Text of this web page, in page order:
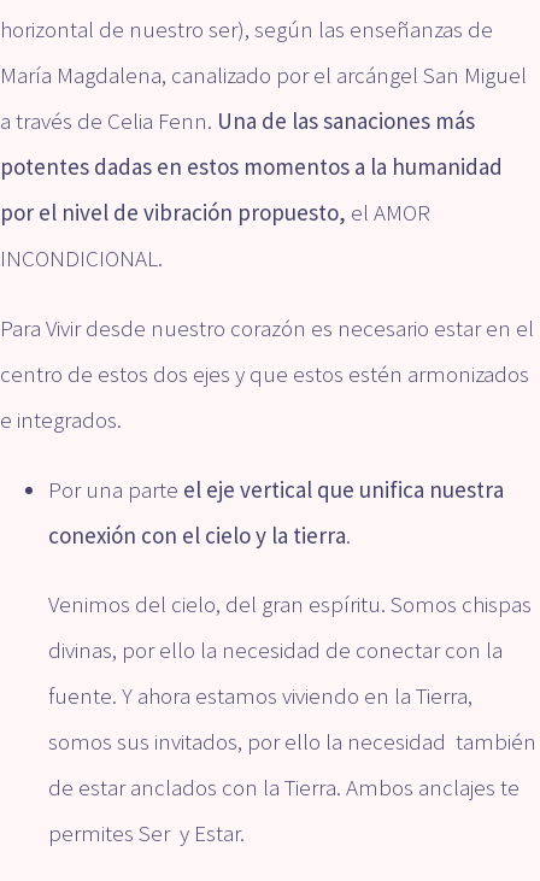
horizontal de nuestro ser), según las enseñanzas de
María Magdalena, canalizado por el arcángel San Miguel
a través de Celia Fenn. Una de las sanaciones más
potentes dadas en estos momentos a la humanidad
por el nivel de vibración propuesto, el AMOR
INCONDICIONAL.
Para Vivir desde nuestro corazón es necesario estar en el
centro de estos dos ejes y que estos estén armonizados
e integrados.
Por una parte el eje vertical que unifica nuestra
conexión con el cielo y la tierra.
Venimos del cielo, del gran espíritu. Somos chispas
divinas, por ello la necesidad de conectar con la
fuente. Y ahora estamos viviendo en la Tierra,
somos sus invitados, por ello la necesidad también
de estar anclados con la Tierra. Ambos anclajes te
permites Ser y Estar.